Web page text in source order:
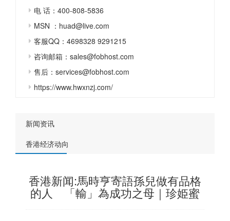
电 话：400-808-5836
MSN ：huad@live.com
客服QQ：4698328 9291215
咨询邮箱：sales@fobhost.com
售后：services@fobhost.com
https://www.hwxnzj.com/
新闻资讯
香港经济动向
香港新闻:馬時亨寄語孫兒做有品格
的人 「輸」為成功之母｜珍姫蜜